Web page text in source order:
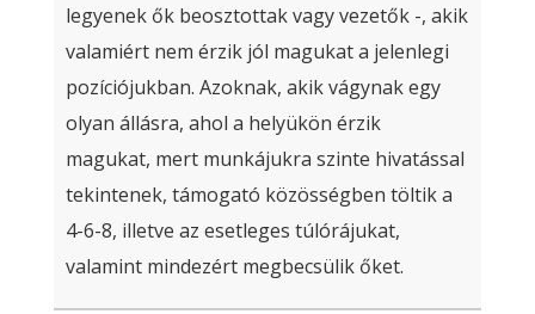
legyenek ők beosztottak vagy vezetők -, akik
valamiért nem érzik jól magukat a jelenlegi
pozíciójukban. Azoknak, akik vágynak egy
olyan állásra, ahol a helyükön érzik
magukat, mert munkájukra szinte hivatással
tekintenek, támogató közösségben töltik a
4-6-8, illetve az esetleges túlórájukat,
valamint mindezért megbecsülik őket.